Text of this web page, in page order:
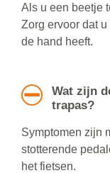
Als u een beetje
Zorg ervoor dat
de hand heeft.
Wat zijn
trapas?
Symptomen zijn
stotterende
het fietsen.